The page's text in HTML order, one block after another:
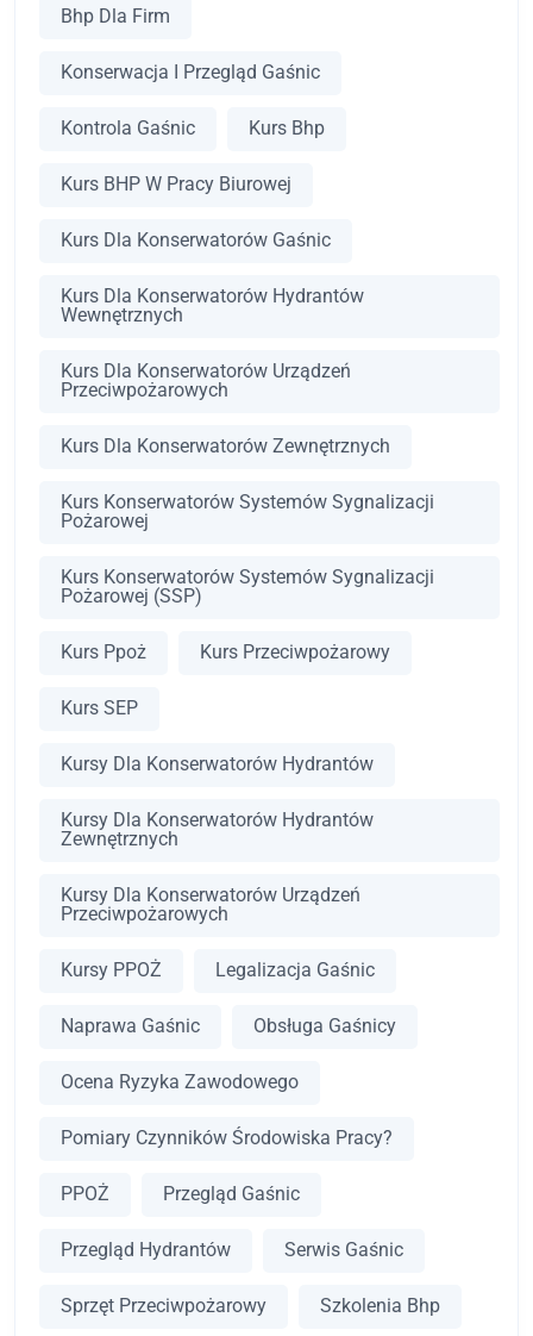
Bhp Dla Firm
Konserwacja I Przegląd Gaśnic
Kontrola Gaśnic Kurs Bhp
Kurs BHP W Pracy Biurowej
Kurs Dla Konserwatorów Gaśnic
Kurs Dla Konserwatorów Hydrantów
Wewnętrznych
Kurs Dla Konserwatorów Urządzeń
Przeciwpożarowych
Kurs Dla Konserwatorów Zewnętrznych
Kurs Konserwatorów Systemów Sygnalizacji
Pożarowej
Kurs Konserwatorów Systemów Sygnalizacji
Pożarowej (SSP)
Kurs Ppoż Kurs Przeciwpożarowy
Kurs SEP
Kursy Dla Konserwatorów Hydrantów
Kursy Dla Konserwatorów Hydrantów
Zewnętrznych
Kursy Dla Konserwatorów Urządzeń
Przeciwpożarowych
Kursy PPOŻ Legalizacja Gaśnic
Naprawa Gaśnic Obsługa Gaśnicy
Ocena Ryzyka Zawodowego
Pomiary Czynników Środowiska Pracy?
PPOŻ Przegląd Gaśnic
Przegląd Hydrantów Serwis Gaśnic
Sprzęt Przeciwpożarowy Szkolenia Bhp